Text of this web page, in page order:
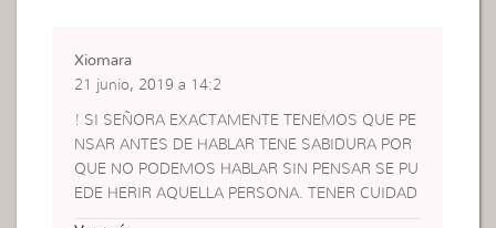
Xiomara
21 junio, 2019 a 14:2
! SI SEÑORA EXACTAMENTE TENEMOS QUE PE
NSAR ANTES DE HABLAR TENE SABIDURA POR
QUE NO PODEMOS HABLAR SIN PENSAR SE PU
EDE HERIR AQUELLA PERSONA. TENER CUIDAD